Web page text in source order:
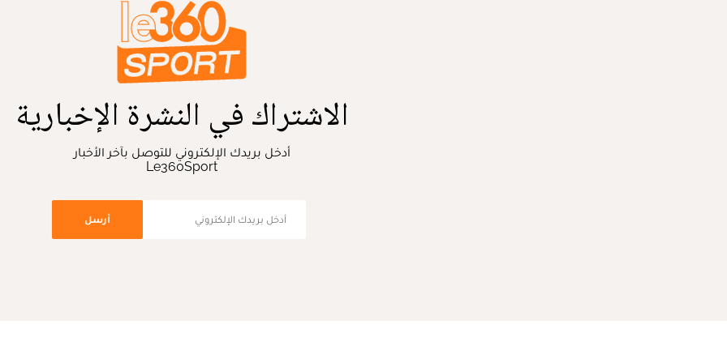
الاشتراك في النشرة الإخبارية
أدخل بريدك الإلكتروني للتوصل بآخر الأخبار
Le360Sport
أرسل